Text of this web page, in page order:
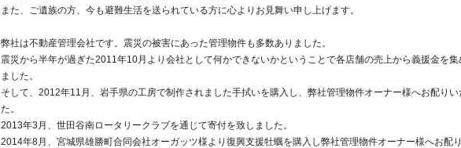
また、ご遺族の方、今も避難生活を送られている方に心よりお見舞い申し上げます。
弊社は不動産管理会社です。震災の被害にあった管理物件も多数ありました。
震災から半年が過ぎた2011年10月より会社として何かできないかということで各店舗の売上から義援金を集
ました。
そして、2012年11月、岩手県の工房で制作されました手拭いを購入し、弊社管理物件オーナー様へお配りい
た。
2013年3月、世田谷南ロータリークラブを通じて寄付を致しました。
2014年8月、宮城県雄勝町合同会社オーガッツ様より復興支援牡蠣を購入し弊社管理物件オーナー様へお配